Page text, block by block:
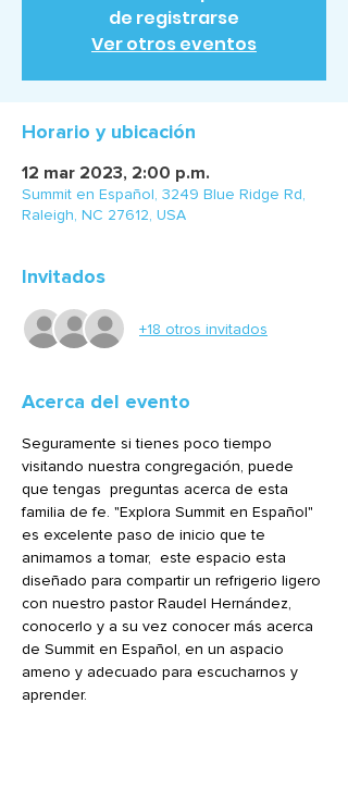
de registrarse
Ver otros eventos
Horario y ubicación
12 mar 2023, 2:00 p.m.
Summit en Español, 3249 Blue Ridge Rd,
Raleigh, NC 27612, USA
Invitados
+18 otros invitados
Acerca del evento
Seguramente si tienes poco tiempo
visitando nuestra congregación, puede
que tengas  preguntas acerca de esta
familia de fe. "Explora Summit en Español"
es excelente paso de inicio que te
animamos a tomar,  este espacio esta
diseñado para compartir un refrigerio ligero
con nuestro pastor Raudel Hernández,
conocerlo y a su vez conocer más acerca
de Summit en Español, en un aspacio
ameno y adecuado para escucharnos y
aprender.